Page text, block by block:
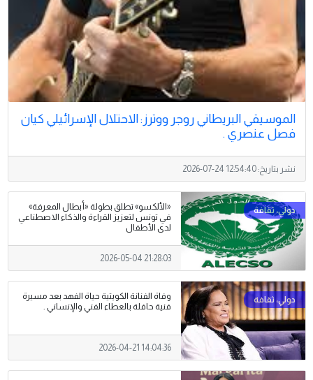
الموسيقي البريطاني روجر ووترز: الاحتلال الإسرائيلي كيان
فصل عنصري .
نشر بتاريخ:2026-07-24 12:54:40
«الألكسو» تطلق بطولة «أبطال المعرفة»
في تونس لتعزيز القراءة والذكاء الاصطناعي
لدى الأطفال
2026-05-04 21:28:03
وفاة الفنانة الكويتية حياة الفهد بعد مسيرة
فنية حافلة بالعطاء الفني والإنساني .
2026-04-21 14:04:36